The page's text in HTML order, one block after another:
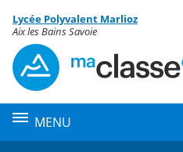
Menu de la rubrique
Contenu
Lycée Polyvalent Marlioz
Aix les Bains Savoie
MENU